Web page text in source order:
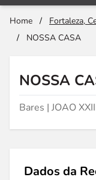
Home / Fortaleza,
/
NOSSA CASA
NOSSA
Bares | JOAO
Dados da